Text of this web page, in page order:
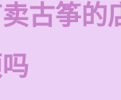
古筝的